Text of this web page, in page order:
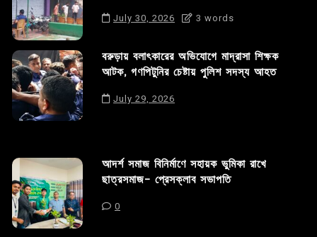
July 30, 2026 3 words
বরুড়ায় বলাৎকারের অভিযোগে মাদ্রাসা শিক্ষক
আটক, গণপিটুনির চেষ্টায় পুলিশ সদস্য আহত
July 29, 2026
আদর্শ সমাজ বিনির্মাণে সহায়ক ভুমিকা রাখে
ছাত্রসমাজ- প্রেসক্লাব সভাপতি
0